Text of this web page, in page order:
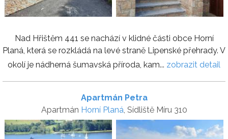
Nad Hřištěm 441 se nachází v klidné části obce Horní
Planá, která se rozkládá na levé straně Lipenské přehrady. V
okolí je nádherná šumavská příroda, kam... zobrazit detail
Apartmán Petra
Apartmán Horní Planá , Sídliště Míru 310